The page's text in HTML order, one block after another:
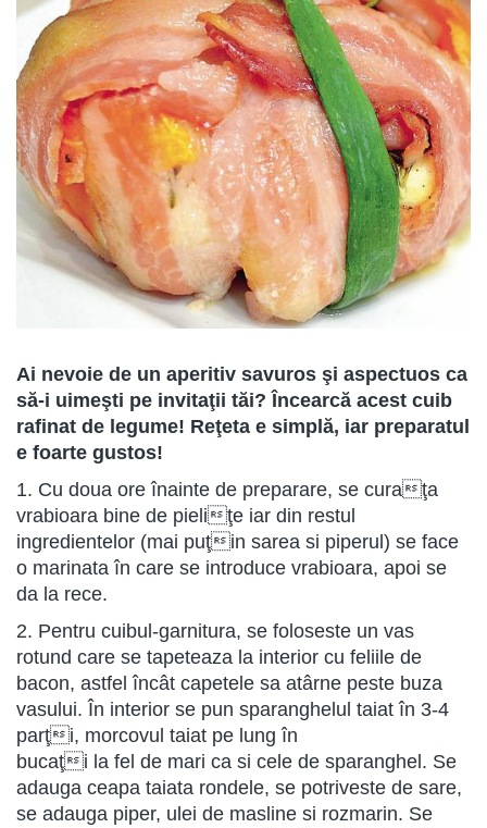
Ai nevoie de un aperitiv savuros şi aspectuos ca
să-i uimeşti pe invitaţii tăi? Încearcă acest cuib
rafinat de legume! Reţeta e simplă, iar preparatul
e foarte gustos!
1. Cu doua ore înainte de preparare, se curaţa
vrabioara bine de pieliţe iar din restul
ingredientelor (mai puţin sarea si piperul) se face
o marinata în care se introduce vrabioara, apoi se
da la rece.
2. Pentru cuibul-garnitura, se foloseste un vas
rotund care se tapeteaza la interior cu feliile de
bacon, astfel încât capetele sa atârne peste buza
vasului. În interior se pun sparanghelul taiat în 3-4
parţi, morcovul taiat pe lung în
bucaţi la fel de mari ca si cele de sparanghel. Se
adauga ceapa taiata rondele, se potriveste de sare,
se adauga piper, ulei de masline si rozmarin. Se